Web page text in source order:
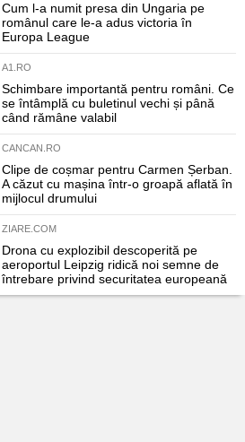
Cum l-a numit presa din Ungaria pe
românul care le-a adus victoria în
Europa League
A1.RO
Schimbare importantă pentru români. Ce
se întâmplă cu buletinul vechi și până
când rămâne valabil
CANCAN.RO
Clipe de coșmar pentru Carmen Șerban.
A căzut cu mașina într-o groapă aflată în
mijlocul drumului
ZIARE.COM
Drona cu explozibil descoperită pe
aeroportul Leipzig ridică noi semne de
întrebare privind securitatea europeană